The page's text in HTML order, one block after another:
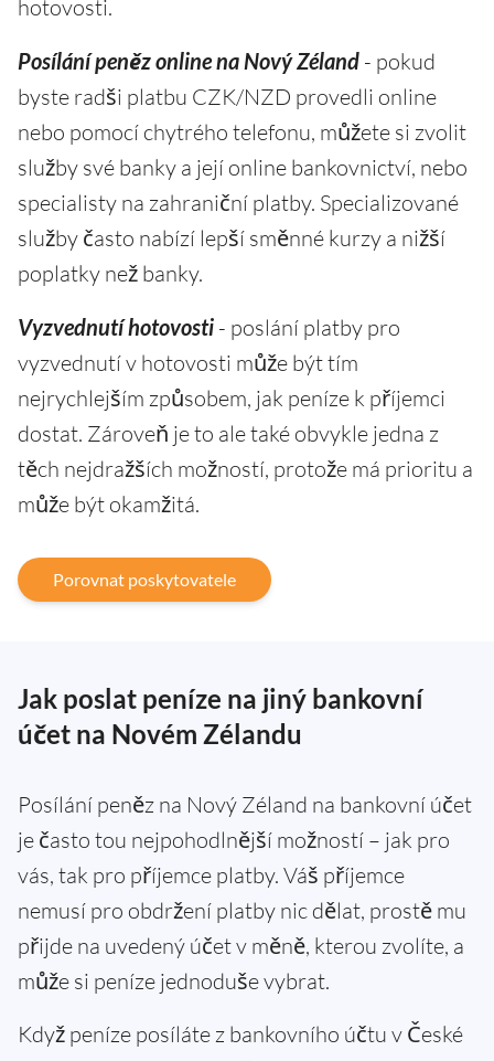
hotovosti.
Posílání peněz online na Nový Zéland - pokud
byste radši platbu CZK/NZD provedli online
nebo pomocí chytrého telefonu, můžete si zvolit
služby své banky a její online bankovnictví, nebo
specialisty na zahraniční platby. Specializované
služby často nabízí lepší směnné kurzy a nižší
poplatky než banky.
Vyzvednutí hotovosti - poslání platby pro
vyzvednutí v hotovosti může být tím
nejrychlejším způsobem, jak peníze k příjemci
dostat. Zároveň je to ale také obvykle jedna z
těch nejdražších možností, protože má prioritu a
může být okamžitá.
Porovnat poskytovatele
Jak poslat peníze na jiný bankovní
účet na Novém Zélandu
Posílání peněz na Nový Zéland na bankovní účet
je často tou nejpohodlnější možností – jak pro
vás, tak pro příjemce platby. Váš příjemce
nemusí pro obdržení platby nic dělat, prostě mu
přijde na uvedený účet v měně, kterou zvolíte, a
může si peníze jednoduše vybrat.
Když peníze posíláte z bankovního účtu v České